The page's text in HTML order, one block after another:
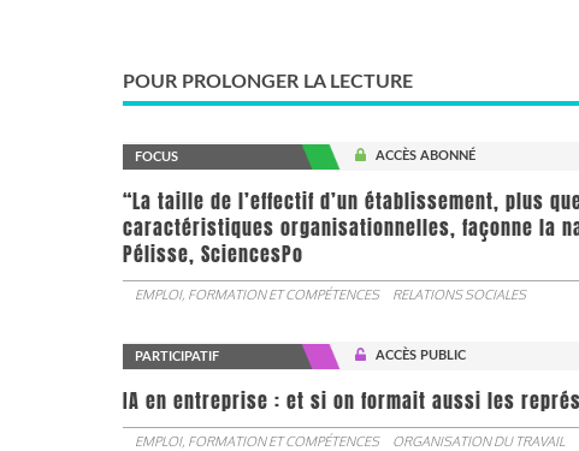
POUR PROLONGER LA LECTURE
FOCUS ACCÈS ABONNÉ
“La taille de l’effectif d’un établissement, plus
caractéristiques organisationnelles, façonne la
Pélisse, SciencesPo
EMPLOI, FORMATION ET COMPÉTENCES RELATIONS SOCIALES
PARTICIPATIF ACCÈS PUBLIC
IA en entreprise : et si on formait aussi les
EMPLOI, FORMATION ET COMPÉTENCES ORGANISATION DU TRAVAIL